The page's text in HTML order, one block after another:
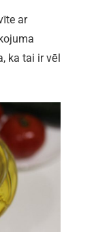
ar
ka tai ir vēl